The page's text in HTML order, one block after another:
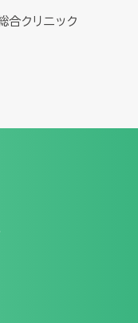
合クリニック